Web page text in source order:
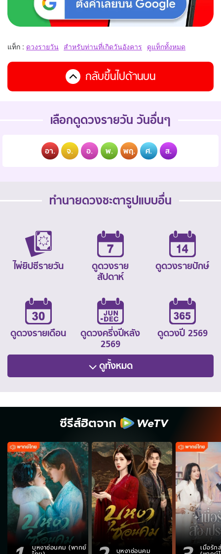
แท็ก : ดวงรายวัน สำหรับท่านที่เกิดวันอังคาร ดูแท็กทั้งหมด
กลับขึ้นไปด้านบน
เลือกดูดวงรายวัน วันอื่นๆ
อา. จ. อ. พ. พฤ. ศ. ส.
ทำนายดวงชะตารูปแบบอื่น
ไพ่ยิปซีรายวัน
ดูดวงราย
สัปดาห์
ดูดวงรายปักษ์
ดูดวงรายเดือน
ดูดวงครึ่งปีหลัง
2569
ดูดวงปี 2569
ดูทั้งหมด
ซีรีส์ฮิตจาก
บุหงาซ่อนคม (พากย์ บุหงาซ่อนคม เมื่อรัก